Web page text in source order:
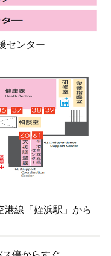
センター
港線「姪浜駅」から